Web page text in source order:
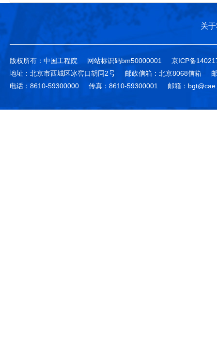
关
版权所有：中国工程院 网站标识码bm50000001
京ICP备
地址：北京市西城区冰窖口胡同2号
邮政信箱：北京8068信箱
电话：8610-59300000
传真：8610-59300001 邮箱：